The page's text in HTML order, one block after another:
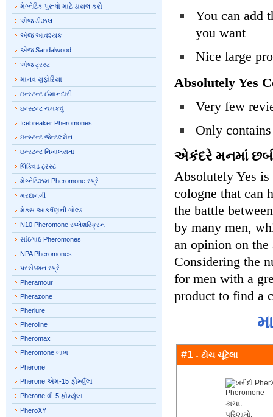
You can add
you want
Nice large
Absolutely Yes
Very few
Only
એકંદરે મનમાં
Absolutely Yes is
cologne that can
the battle
by many men,
an opinion on
Considering the
for men with a
product to find a
#1 - ટોચ ચૂંટેલા
કાચા:
પરિણામો:
મેગ્નેટિક પુરૂષો માટે ડાયલ કરો
એજ ડીઝલ
એજ આવશ્યક
એજ Sandalwood
એજ ટ્રસ્ટ
માનવ યુફોરિયા
ઇન્સ્ટન્ટ ઈમાનદારી
ઇન્સ્ટન્ટ ચમકવું
Icebreaker Pheromones
ઇન્સ્ટન્ટ જેન્ટલમેન
ઇન્સ્ટન્ટ નિખાલસતા
લિક્વિડ ટ્રસ્ટ
મેગ્નેટિઝમ Pheromone સ્પ્રે
મરદાનગી
મેક્સ આકર્ષણની ગોલ્ડ
N10 Pheromone સ્પ્લેશસ્ક્રિન
સાંઠગાઠ Pheromones
NPA Pheromones
પરસેપ્શન સ્પ્રે
Pheramour
Pherazone
Pherlure
Pheroline
Pheromax
Pheromone લાભ
Pherone
Pherone એમ-15 ફોર્મ્યુલા
Pherone વી-5 ફોર્મ્યુલા
PheroXY